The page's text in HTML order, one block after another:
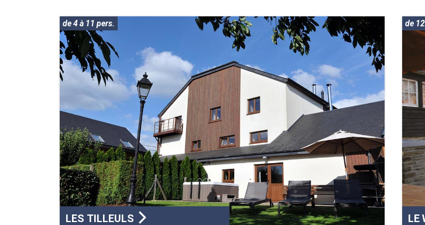
de 4 à 11 pers.
LES TILLEULS
de
LE